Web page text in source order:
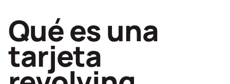
Qué es una
tarjeta